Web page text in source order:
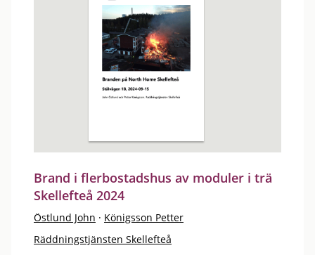
Brand i flerbostadshus av moduler i trä
Skellefteå 2024
Östlund John · Königsson Petter
Räddningstjänsten Skellefteå